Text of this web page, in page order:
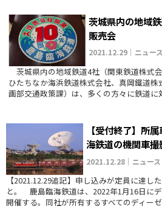
茨城県内の地域
販売会
2021.12.29｜ニュース
茨城県内の地域鉄道4社（関東鉄道株式
ひたちなか海浜鉄道株式会社、真岡鐵道
画部交通政策課）は、多くの方々に鉄道
【受付終了】所
海鉄道の機関車撮
2021.12.28｜ニュース
【2021.12.29追記】申し込みが定員に達し
と。 鹿島臨海鉄道は、2022年1月16日に
開催する。同社が所有するすべてのディー